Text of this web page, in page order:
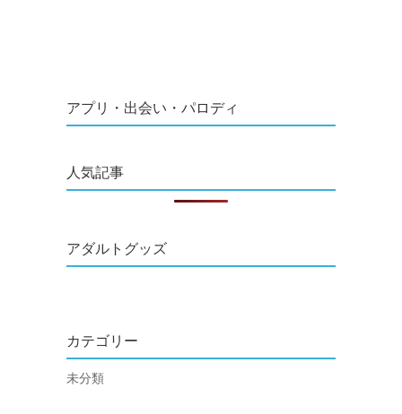
アプリ・出会い・パロディ
人気記事
アダルトグッズ
カテゴリー
未分類